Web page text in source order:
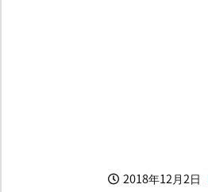
2018年12月2日